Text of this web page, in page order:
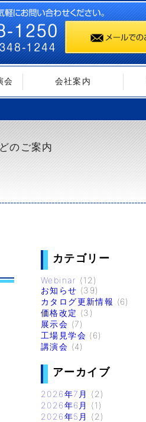
会 会社案内
のご案内
カテゴリー
Webinar (12)
お知らせ (39)
カタログ更新情報 (6)
価格改定 (3)
展示会 (7)
工場見学会 (6)
講演会 (4)
アーカイブ
2026年7月
(2)
2026年6月
(1)
2026年5月
(2)